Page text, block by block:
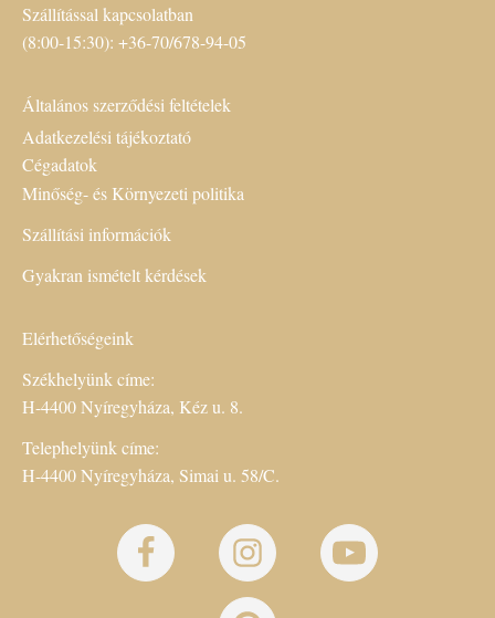
Szállítással kapcsolatban
(8:00-15:30): +36-70/678-94-05
Általános szerződési feltételek
Adatkezelési tájékoztató
Cégadatok
Minőség- és Környezeti politika
Szállítási információk
Gyakran ismételt kérdések
Elérhetőségeink
Székhelyünk címe:
H-4400 Nyíregyháza, Kéz u. 8.
Telephelyünk címe:
H-4400 Nyíregyháza, Simai u. 58/C.